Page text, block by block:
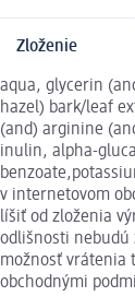
Zloženie
aqua, glycerin
hazel) bark/leaf
(and) arginine
inulin, alpha-
v internetovom
líšiť od zloženia
odlišnosti nebudú
možnosť vrátenia
obchodnými